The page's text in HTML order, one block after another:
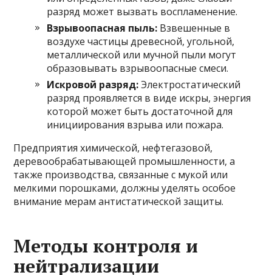
разряд может вызвать воспламенение.
Взрывоопасная пыль: Взвешенные в
воздухе частицы древесной, угольной,
металлической или мучной пыли могут
образовывать взрывоопасные смеси.
Искровой разряд:Электростатический
разряд проявляется в виде искры, энергия
которой может быть достаточной для
инициирования взрыва или пожара.
Предприятия химической, нефтегазовой,
деревообрабатывающей промышленности, а
также производства, связанные с мукой или
мелкими порошками, должны уделять особое
внимание мерам антистатической защиты.
Методы контроля и
нейтрализации